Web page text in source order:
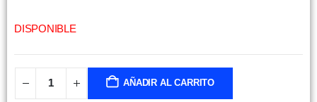
DISPONIBLE
AÑADIR AL CARRITO